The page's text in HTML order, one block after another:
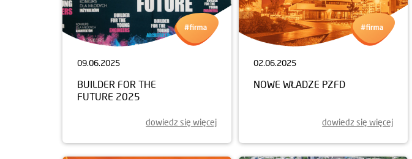
09.06.2025
BUILDER FOR THE
FUTURE 2025
dowiedz się więcej
02.06.2025
NOWE WŁADZE PZFD
dowiedz się więcej